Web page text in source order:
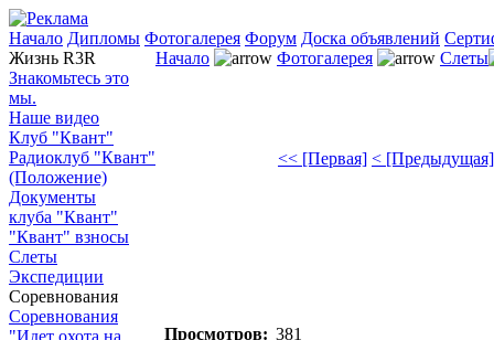
Начало Дипломы Фотогалерея Форум Доска объявлений
Жизнь R3R
Знакомьтесь это
мы.
Наше видео
Клуб "Квант"
Радиоклуб "Квант"
(Положение)
Документы
клуба "Квант"
"Квант" взносы
Слеты
Экспедиции
Соревнования
Соревнования
"Идет охота на
Начало Фотогалерея Слеты
<< [Первая] < [Предыдущая]
Просмотров: 381